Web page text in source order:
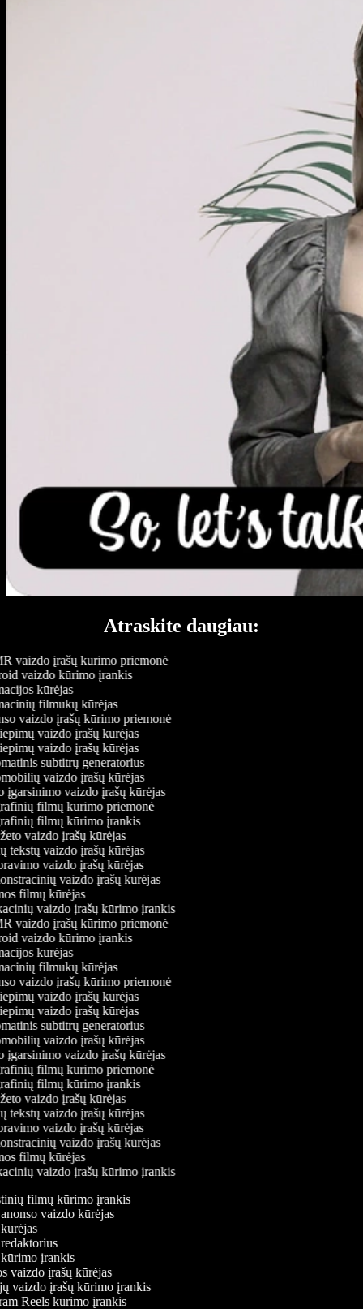
Atraskite daugiau:
vaizdo įrašų kūrimo priemonė
vaizdo kūrimo įrankis
kūrėjas
filmukų kūrėjas
vaizdo įrašų kūrimo priemonė
vaizdo įrašų kūrėjas
vaizdo įrašų kūrėjas
subtitrų generatorius
vaizdo įrašų kūrėjas
įgarsinimo vaizdo įrašų kūrėjas
filmų kūrimo priemonė
filmų kūrimo įrankis
vaizdo įrašų kūrėjas
tekstų vaizdo įrašų kūrėjas
vaizdo įrašų kūrėjas
vaizdo įrašų kūrėjas
filmų kūrėjas
vaizdo įrašų kūrimo įrankis
vaizdo įrašų kūrimo priemonė
vaizdo kūrimo įrankis
kūrėjas
filmukų kūrėjas
vaizdo įrašų kūrimo priemonė
vaizdo įrašų kūrėjas
vaizdo įrašų kūrėjas
subtitrų generatorius
vaizdo įrašų kūrėjas
įgarsinimo vaizdo įrašų kūrėjas
filmų kūrimo priemonė
filmų kūrimo įrankis
vaizdo įrašų kūrėjas
tekstų vaizdo įrašų kūrėjas
vaizdo įrašų kūrėjas
vaizdo įrašų kūrėjas
filmų kūrėjas
vaizdo įrašų kūrimo įrankis
filmų kūrimo įrankis
anonso vaizdo kūrėjas
redaktorius
kūrimo įrankis
vaizdo įrašų kūrėjas
vaizdo įrašų kūrimo įrankis
Reels kūrimo įrankis